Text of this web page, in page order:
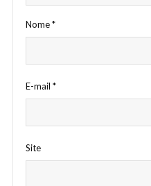
Nome*
E-mail *
Site